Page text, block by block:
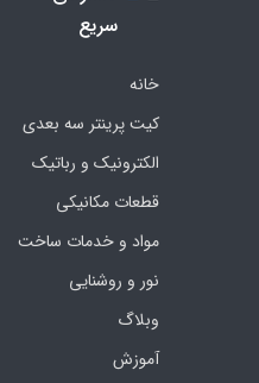
سریع
خانه
کیت پرینتر سه بعدی
الکترونیک و رباتیک
قطعات مکانیکی
مواد و خدمات ساخت
نور و روشنایی
وبلاگ
آموزش